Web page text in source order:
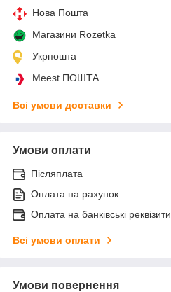
Нова Пошта
Магазини Rozetka
Укрпошта
Meest ПОШТА
Всі умови доставки
Умови оплати
Післяплата
Оплата на рахунок
Оплата на банківські
Всі умови оплати
Умови повернення